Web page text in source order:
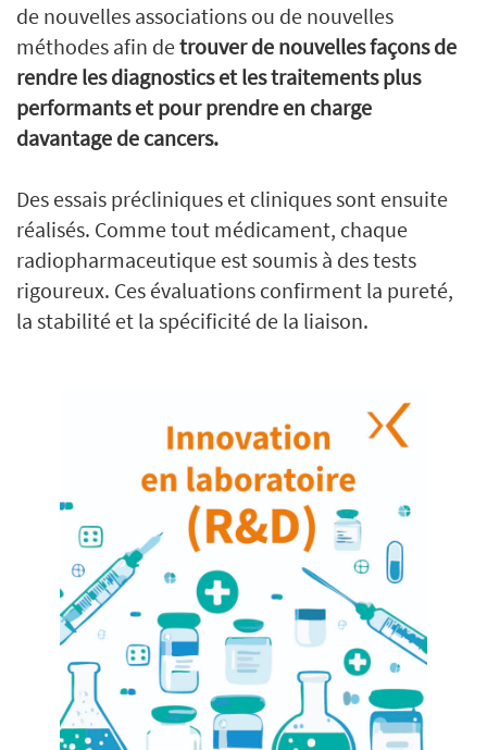
de nouvelles associations ou de nouvelles
méthodes afin detrouver de nouvelles façons de
rendre les diagnostics et les traitements plus
performants et pour prendre en charge
davantage de cancers.
Des essais précliniques et cliniques sont ensuite
réalisés. Comme tout médicament, chaque
radiopharmaceutique est soumis à des tests
rigoureux. Ces évaluations confirment la pureté,
la stabilité et la spécificité de la liaison.